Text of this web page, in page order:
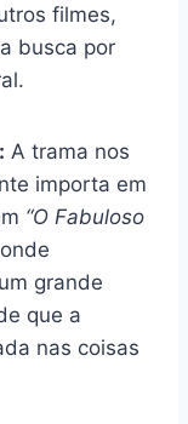
filmes,
busca por
A trama nos
importa em
“O Fabuloso
grande
que a
nas coisas